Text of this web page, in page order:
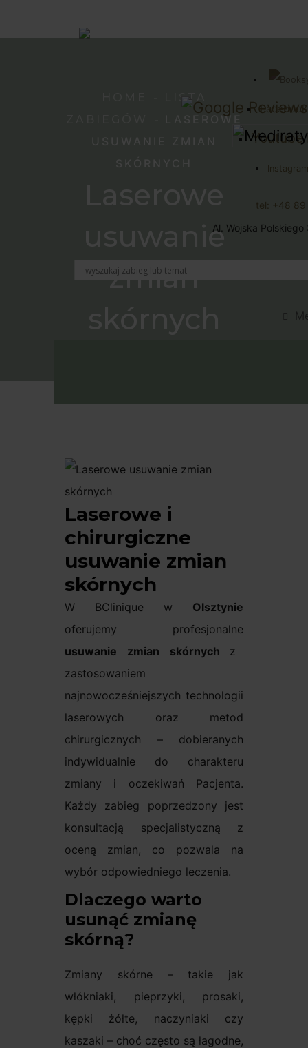
Youtube
tel: +48
Al. Wojska
usuwanie
zmian
LISTA
LASEROWE
Laserowe i
chirurgiczne
usuwanie zmian
skórnych
W BClinique w Olsztynie
oferujemy profesjonalne
usuwanie zmian skórnych z
zastosowaniem
najnowocześniejszych technologii
laserowych oraz metod
chirurgicznych – dobieranych
indywidualnie do charakteru
zmiany i oczekiwań Pacjenta.
Każdy zabieg poprzedzony jest
konsultacją specjalistyczną z
oceną zmian, co pozwala na
wybór odpowiedniego leczenia.
Dlaczego warto
usunąć zmianę
skórną?
Zmiany skórne – takie jak
włókniaki, pieprzyki, prosaki,
kępki żółte, naczyniaki czy
kaszaki – choć często są łagodne,